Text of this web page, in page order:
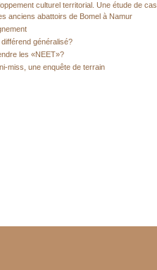
culturel territorial. Une étude de
anciens abattoirs de Bomel à Namur
généralisé?
les «NEET»?
miss, une enquête de terrain